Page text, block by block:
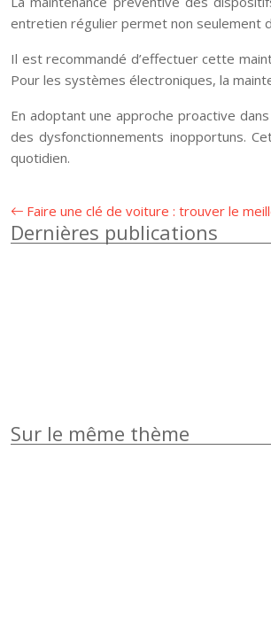
entretien régulier permet non seulement
Il est recommandé d’effectuer cette
Pour les systèmes électroniques, la
En adoptant une approche proactive
des dysfonctionnements inopportuns.
quotidien.
Faire une clé de voiture : trouver le
Dernières publications
Sur le même thème